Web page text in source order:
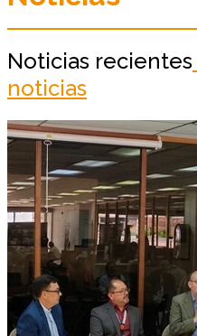
Noticias recientes
noticias